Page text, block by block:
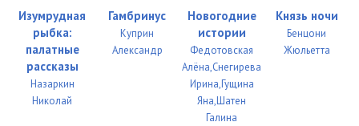
Proklyatie_022
Proklyatie_023 04:04
Proklyatie_024
Proklyatie_025
Изумрудная
рыбка:
палатные
рассказы
Назаркин
Николай
Гамбринус
Куприн
Александр
Новогодние
истории
Федотовская
Алёна,Снегирева
Ирина,Гущина
Яна,Шатен
Галина
Князь ночи
Бенцони
Жюльетта